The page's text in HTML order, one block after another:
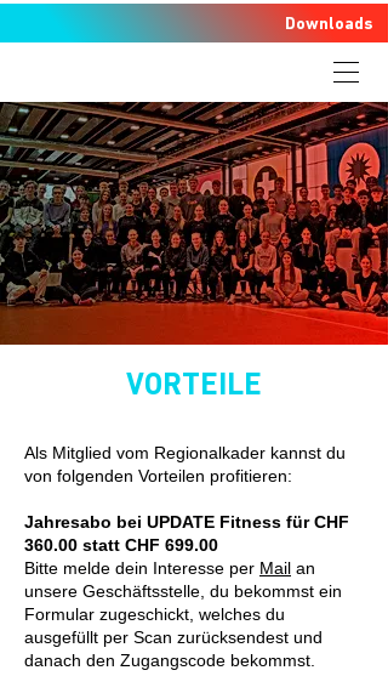
Downloads
VORTEILE
Als Mitglied vom Regionalkader kannst du
von folgenden Vorteilen profitieren:
Jahresabo bei UPDATE Fitness für CHF
360.00 statt CHF 699.00
Bitte melde dein Interesse per Mail an
unsere Geschäftsstelle, du bekommst ein
Formular zugeschickt, welches du
ausgefüllt per Scan zurücksendest und
danach den Zugangscode bekommst.